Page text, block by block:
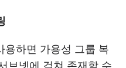
용하면 가용성 그룹 복